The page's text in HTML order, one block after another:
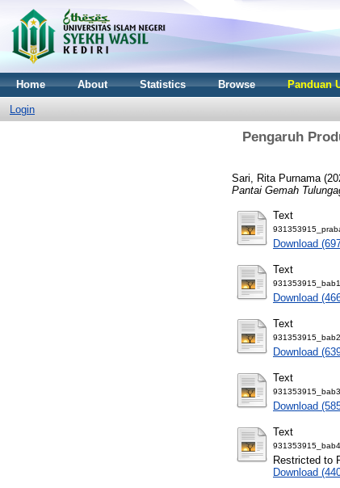
Home About Statistics Browse Panduan
Login
Pengaruh
Sari, Rita Purnama
Pantai Gemah
Text
Download
Text
Download
Text
Download
Text
Download
Text
Restricted to
Download